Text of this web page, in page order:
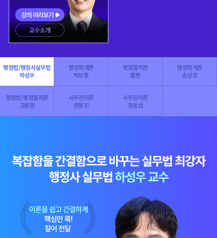
행정법/행정사실무법
하성우
행정학개론
박유봉
행정절차론
홍현
행정학개론
송상호
행정법/행정절차론
고종원
사무관리론
연응진
사무관리론
정동섭